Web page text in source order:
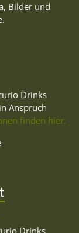
Bilder und
Drinks
Anspruch
finden hier.
Drinks